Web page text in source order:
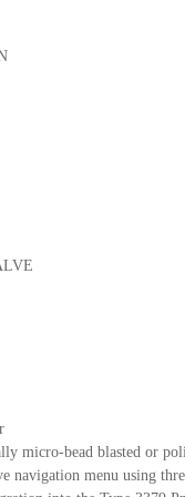
micro-bead blasted or
navigation menu using